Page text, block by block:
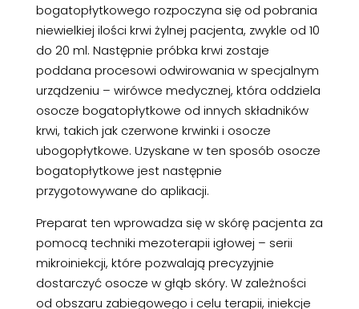
bogatopłytkowego rozpoczyna się od pobrania
niewielkiej ilości krwi żylnej pacjenta, zwykle od 10
do 20 ml. Następnie próbka krwi zostaje
poddana procesowi odwirowania w specjalnym
urządzeniu – wirówce medycznej, która oddziela
osocze bogatopłytkowe od innych składników
krwi, takich jak czerwone krwinki i osocze
ubogopłytkowe. Uzyskane w ten sposób osocze
bogatopłytkowe jest następnie
przygotowywane do aplikacji.
Preparat ten wprowadza się w skórę pacjenta za
pomocą techniki mezoterapii igłowej – serii
mikroiniekcji, które pozwalają precyzyjnie
dostarczyć osocze w głąb skóry. W zależności
od obszaru zabiegowego i celu terapii, iniekcje